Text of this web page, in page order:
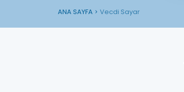
ANA SAYFA Vecdi Sayar